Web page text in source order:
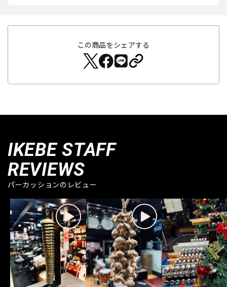
この商品をシェアする
IKEBE STAFF
REVIEWS
パーカッションのレビュー